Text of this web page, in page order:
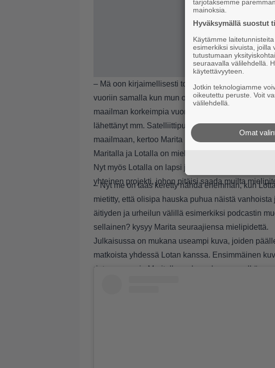
– Mä oon kirjaimellisesti todistanut vierestä, kun
vuoriin samalla kun mun oma vuorihulluus otti
maailman korkeimpia vuoria ja mä muutin takaisin
lähettänyt mm. Satelliittipuhelimeen Lotalle
maailmaan, kertoo Marita lisää paljastuksia hänen
Maritalla ja Lotalla on mielessä yhteinen podcast
Nyt myös Lotalla on lapsi ja hän on viihtynyt
yhteinen projekti, johon pitäisi saada muilta
– Nyt me on taas keretty nähdä enemmän, kun
mietitty, että olisipa hauska puhua näistä
äitiyden ja urheilun välillä esimerkiksi podcastin
sellainen? kysyy Marita seuraajiensa mielipidettä.
Julkaisussa on mukana useampi kuva, joiden
matkoista yhdessä Lotan kanssa. Ensimmäinen
rintarepussa ja Maritalla perheen kuopus
tarjotaksemme
mainoksia.
Hyväksymällä suostut
Käytämme
esimerkiksi sivuista, joilla
tutustumaan
seuraavalla välilehdellä.
käytettävyyteen.
Jotkin teknologiamme
oikeutettu peruste. Voit
välilehdellä.
Omat